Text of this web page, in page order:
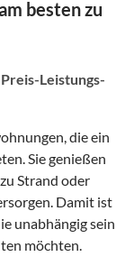
besten zu
Leistungs-
die ein
Sie genießen
Strand oder
Damit ist
unabhängig sein
möchten.